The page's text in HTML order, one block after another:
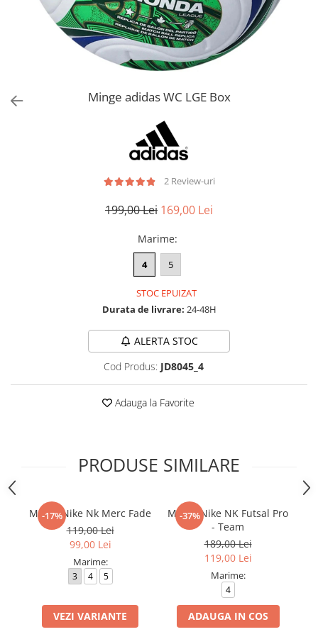
Bluze fotbal copii
Pantaloni lungi fotbal copii
Geci si veste fotbal copii
Imbracaminte fotbal femei
Sorturi fotbal femeiMinge adidas WC LGE Box
2 Review-uri
199,00 Lei 169,00 Lei
Marime:
4 5
STOC EPUIZAT
Durata de livrare: 24-48H
ALERTA STOC
Cod Produs: JD8045_4
Adauga la Favorite
PRODUSE SIMILARE
-17%
Minge Nike Nk Merc Fade
119,00 Lei
99,00 Lei
Marime:
3 4 5
VEZI VARIANTE
-37%
Minge Nike NK Futsal Pro
- Team
189,00 Lei
119,00 Lei
Marime:
4
ADAUGA IN COS